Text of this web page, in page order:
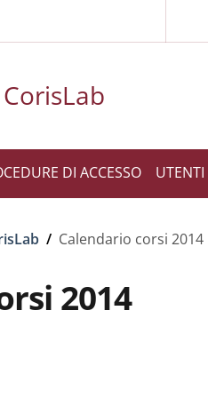
CorisLab
DI ACCESSO UTENTI
/ Calendario corsi 2014
2014